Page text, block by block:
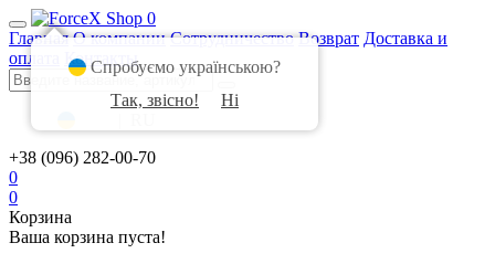
0
Главная О компании Сотрудничество Возврат Доставка и
оплата
Контакты
+38 (096) 282-00-70
0
0
Корзина
Ваша корзина пуста!
Спробуємо українською?
Так, звісно!
Ні